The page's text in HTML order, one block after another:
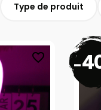
Type de produit
favorite_border -